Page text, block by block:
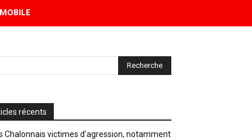
MOBILE
récents
Chalonnais victimes d’agression, notamment